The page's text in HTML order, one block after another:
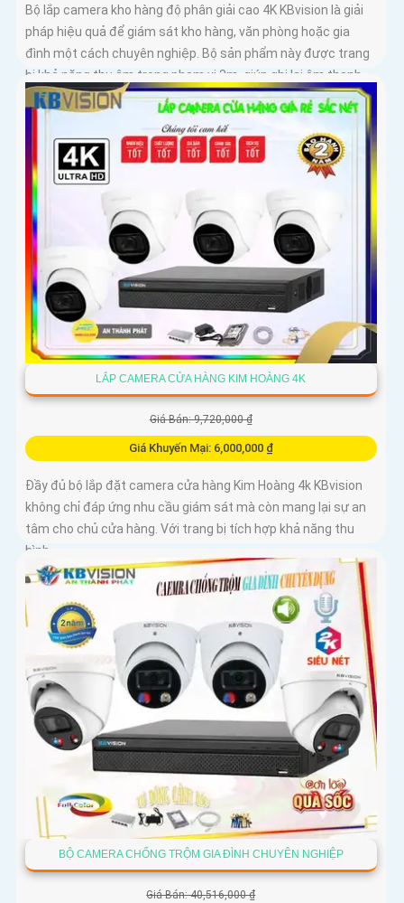
Bộ lắp camera kho hàng độ phân giải cao 4K KBvision là giải
pháp hiệu quả để giám sát kho hàng, văn phòng hoặc gia
đình một cách chuyên nghiệp. Bộ sản phẩm này được trang
bị khả năng thu âm trong phạm vi 3m, giúp ghi lại âm thanh
một cách rõ ràng
LẮP CAMERA CỬA HÀNG KIM HOÀNG 4K
Giá Bán: 9,720,000 ₫
Giá Khuyến Mại: 6,000,000 ₫
Đầy đủ bộ lắp đặt camera cửa hàng Kim Hoàng 4k KBvision
không chỉ đáp ứng nhu cầu giám sát mà còn mang lại sự an
tâm cho chủ cửa hàng. Với trang bị tích hợp khả năng thu
hình...
BỘ CAMERA CHỐNG TRỘM GIA ĐÌNH CHUYÊN NGHIỆP
Giá Bán: 40,516,000 ₫